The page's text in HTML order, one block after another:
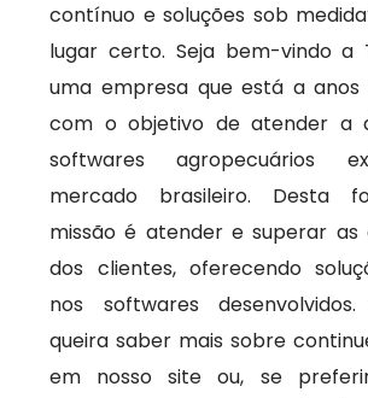
contínuo e soluções sob
lugar certo. Seja bem-vindo a
uma empresa que está a
com o objetivo de atender a
softwares agropecuários
mercado brasileiro. Desta
missão é atender e superar as
dos clientes, oferecendo
nos softwares
queira saber mais sobre
em nosso site ou, se